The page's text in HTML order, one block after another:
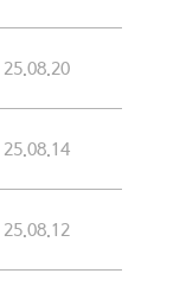
25.08.20
25.08.14
25.08.12